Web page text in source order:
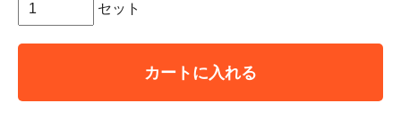
セット
カートに入れる